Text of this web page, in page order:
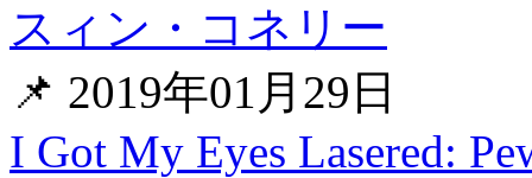
スィン・コネリー
📌 2019年01月29日
I Got My Eyes Lasered: